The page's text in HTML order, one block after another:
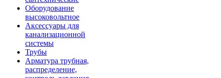
Оборудование
высоковольтное
Аксессуары для
канализационной
системы
Трубы
Арматура трубная,
распределение,